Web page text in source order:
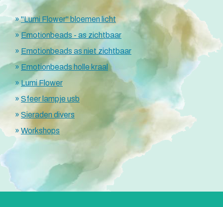
"Lumi Flower" bloemen licht
Emotionbeads - as zichtbaar
Emotionbeads as niet zichtbaar
Emotionbeads holle kraal
Lumi Flower
Sfeer lampje usb
Sieraden divers
Workshops